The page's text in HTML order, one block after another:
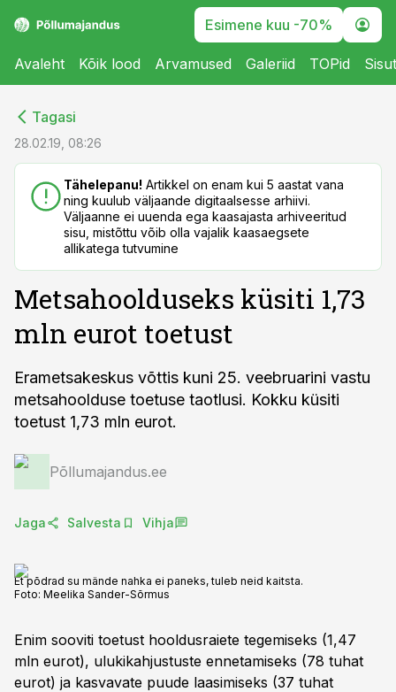
Esimene kuu -70%
Avaleht Kõik lood Arvamused Galeriid TOPid
Tagasi
28.02.19, 08:26
Tähelepanu! Artikkel on enam kui 5 aastat vana
ning kuulub väljaande digitaalsesse arhiivi.
Väljaanne ei uuenda ega kaasajasta arhiveeritud
sisu, mistõttu võib olla vajalik kaasaegsete
allikatega tutvumine
Metsahoolduseks küsiti 1,73
mln eurot toetust
Erametsakeskus võttis kuni 25. veebruarini vastu
metsahoolduse toetuse taotlusi. Kokku küsiti
toetust 1,73 mln eurot.
Põllumajandus.ee
Jaga Salvesta Vihja
Et põdrad su mände nahka ei paneks, tuleb neid kaitsta.
Foto: Meelika Sander-Sõrmus
Enim sooviti toetust hooldusraiete tegemiseks (1,47
mln eurot), ulukikahjustuste ennetamiseks (78 tuhat
eurot) ja kasvavate puude laasimiseks (37 tuhat